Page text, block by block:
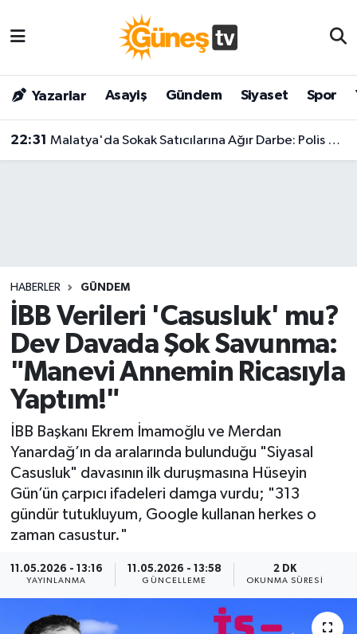
Yazarlar Asayiş Gündem Siyaset Spor
22:31 Malatya'da Sokak Satıcılarına Ağır Darbe: Polis Adım Adım Takip Etti!
HABERLER GÜNDEM
İBB Verileri 'Casusluk' mu?
Dev Davada Şok Savunma:
"Manevi Annemin Ricasıyla
Yaptım!"
İBB Başkanı Ekrem İmamoğlu ve Merdan
Yanardağ’ın da aralarında bulunduğu "Siyasal
Casusluk" davasının ilk duruşmasına Hüseyin
Gün’ün çarpıcı ifadeleri damga vurdu; "313
gündür tutukluyum, Google kullanan herkes o
zaman casustur."
11.05.2026 - 13:16
YAYINLANMA
11.05.2026 - 13:58
GÜNCELLEME
2 DK
OKUNMA SÜRESI
Bilim & Teknoloji
Dünya
Magazin
Siyaset
Spor
Yaşam
Malatya Nöbetçi Eczaneler
Malatya Hava Durumu
Malatya Namaz Vakitleri
Son Dakika Haberleri
Haber Arşivi